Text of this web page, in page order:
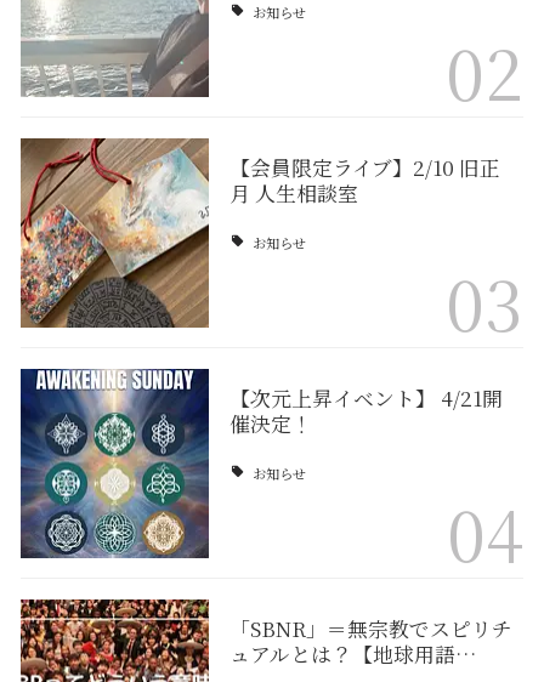
お知らせ
02
【会員限定ライブ】2/10 旧正
月 人生相談室
お知らせ
03
【次元上昇イベント】 4/21開
催決定！
お知らせ
04
「SBNR」＝無宗教でスピリチ
ュアルとは？【地球用語…